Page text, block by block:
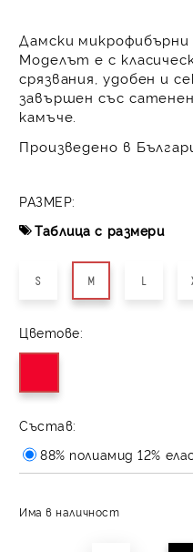
Дамски микрофибърни
Моделът е с
срязвания, удобен и
завършен със
камъче.
Произведено в
РАЗМЕР:
Таблица с размери
S M L
Цветове:
Състав:
88% полиамид 12%
Има в наличност